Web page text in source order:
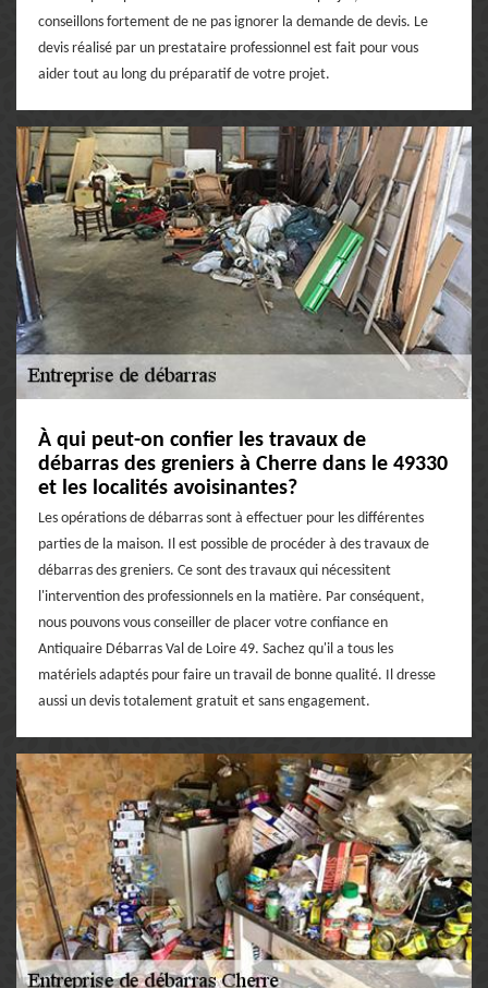
conseillons fortement de ne pas ignorer la demande de devis. Le
devis réalisé par un prestataire professionnel est fait pour vous
aider tout au long du préparatif de votre projet.
À qui peut-on confier les travaux de
débarras des greniers à Cherre dans le 49330
et les localités avoisinantes?
Les opérations de débarras sont à effectuer pour les différentes
parties de la maison. Il est possible de procéder à des travaux de
débarras des greniers. Ce sont des travaux qui nécessitent
l'intervention des professionnels en la matière. Par conséquent,
nous pouvons vous conseiller de placer votre confiance en
Antiquaire Débarras Val de Loire 49. Sachez qu'il a tous les
matériels adaptés pour faire un travail de bonne qualité. Il dresse
aussi un devis totalement gratuit et sans engagement.